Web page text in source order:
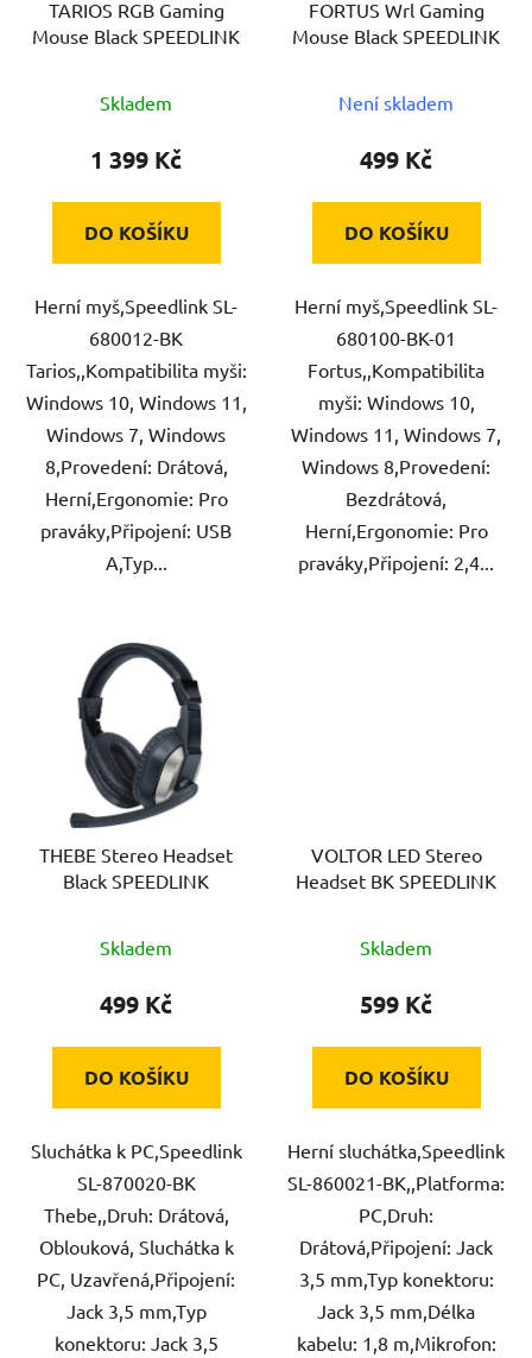
TARIOS RGB Gaming
Mouse Black SPEEDLINK
Skladem
1 399 Kč
DO KOŠÍKU
Herní myš,Speedlink SL-
680012-BK
Tarios,,Kompatibilita myši:
Windows 10, Windows 11,
Windows 7, Windows
8,Provedení: Drátová,
Herní,Ergonomie: Pro
praváky,Připojení: USB
A,Typ...
FORTUS Wrl Gaming
Mouse Black SPEEDLINK
Není skladem
499 Kč
DO KOŠÍKU
Herní myš,Speedlink SL-
680100-BK-01
Fortus,,Kompatibilita
myši: Windows 10,
Windows 11, Windows 7,
Windows 8,Provedení:
Bezdrátová,
Herní,Ergonomie: Pro
praváky,Připojení: 2,4...
THEBE Stereo Headset
Black SPEEDLINK
Skladem
499 Kč
DO KOŠÍKU
Sluchátka k PC,Speedlink
SL-870020-BK
Thebe,,Druh: Drátová,
Oblouková, Sluchátka k
PC, Uzavřená,Připojení:
Jack 3,5 mm,Typ
konektoru: Jack 3,5
VOLTOR LED Stereo
Headset BK SPEEDLINK
Skladem
599 Kč
DO KOŠÍKU
Herní sluchátka,Speedlink
SL-860021-BK,,Platforma:
PC,Druh:
Drátová,Připojení: Jack
3,5 mm,Typ konektoru:
Jack 3,5 mm,Délka
kabelu: 1,8 m,Mikrofon: